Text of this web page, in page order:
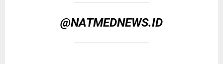
@NATMEDNEWS.ID